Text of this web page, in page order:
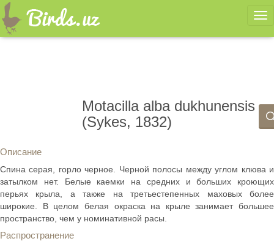
Motacilla alba dukhunensis
(Sykes, 1832)
Описание
Спина серая, горло черное. Черной полосы между углом клюва и
затылком нет. Белые каемки на средних и больших кроющих
перьях крыла, а также на третьестепенных маховых более
широкие. В целом белая окраска на крыле занимает большее
пространство, чем у номинативной расы.
Распространение